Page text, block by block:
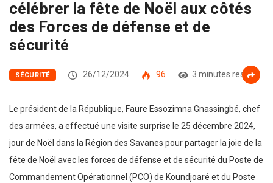
célébrer la fête de Noël aux côtés
des Forces de défense et de
sécurité
SÉCURITÉ 26/12/2024 96 3 minutes read
Le président de la République, Faure Essozimna Gnassingbé, chef
des armées, a effectué une visite surprise le 25 décembre 2024,
jour de Noël dans la Région des Savanes pour partager la joie de la
fête de Noël avec les forces de défense et de sécurité du Poste de
Commandement Opérationnel (PCO) de Koundjoaré et du Poste